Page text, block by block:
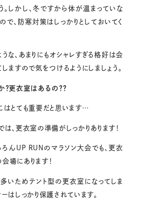
。しかし、冬ですから体が温まっていな
で、防寒対策はしっかりとしておいてく
な、あまりにもオシャレすぎる格好は会
ますので気をつけるようにしましょう。
？更衣室はあるの？？
はとても重要だと思います…
は、更衣室の準備がしっかりあります！
ろんUP RUNのマラソン大会でも、更衣
場にあります！
いためテント型の更衣室になってしま
はしっかり保護されています。